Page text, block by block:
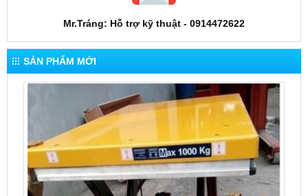
Mr.Tráng: Hỗ trợ kỹ thuật - 0914472622
SẢN PHẨM MỚI